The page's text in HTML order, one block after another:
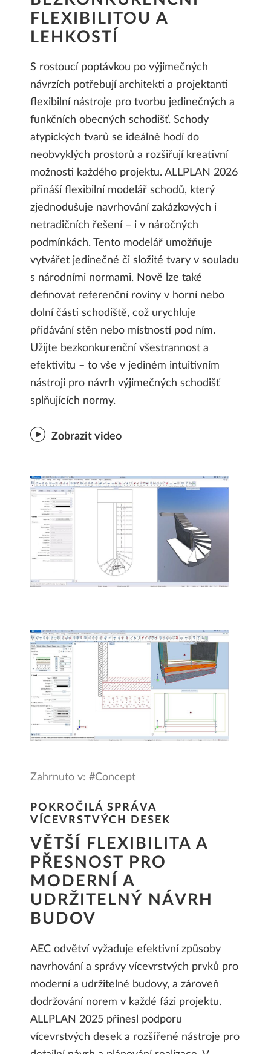
FLEXIBILITOU A
LEHKOSTÍ
S rostoucí poptávkou po výjimečných
návrzích potřebují architekti a projektanti
flexibilní nástroje pro tvorbu jedinečných a
funkčních obecných schodišť. Schody
atypických tvarů se ideálně hodí do
neobvyklých prostorů a rozšiřují kreativní
možnosti každého projektu. ALLPLAN 2026
přináší flexibilní modelář schodů, který
zjednodušuje navrhování zakázkových i
netradičních řešení – i v náročných
podmínkách. Tento modelář umožňuje
vytvářet jedinečné či složité tvary v souladu
s národními normami. Nově lze také
definovat referenční roviny v horní nebo
dolní části schodiště, což urychluje
přidávání stěn nebo místností pod ním.
Užijte bezkonkurenční všestrannost a
efektivitu – to vše v jediném intuitivním
nástroji pro návrh výjimečných schodišť
splňujících normy.
Zobrazit video
Zahrnuto v: #Concept
POKROČILÁ SPRÁVA
VÍCEVRSTVÝCH DESEK
VĚTŠÍ FLEXIBILITA A
PŘESNOST PRO
MODERNÍ A
UDRŽITELNÝ NÁVRH
BUDOV
AEC odvětví vyžaduje efektivní způsoby
navrhování a správy vícevrstvých prvků pro
moderní a udržitelné budovy, a zároveň
dodržování norem v každé fázi projektu.
ALLPLAN 2025 přinesl podporu
vícevrstvých desek a rozšířené nástroje pro